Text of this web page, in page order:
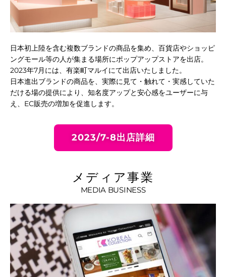
ーダー[
るダ
日本初上陸を含む複数ブランドの商品を集め、百貨店やショッピ
ングモール等の人が集まる場所にポップアップストアを出店。
2023年7月には、有楽町マルイにて出店いたしました。
日本進出ブランドの商品を、実際に見て・触れて・実感していた
だける場の提供により、知名度アップと安心感をユーザーに与
え、EC販売の増加を促進します。
2023/7-8出店詳細
メディア事業
MEDIA BUSINESS